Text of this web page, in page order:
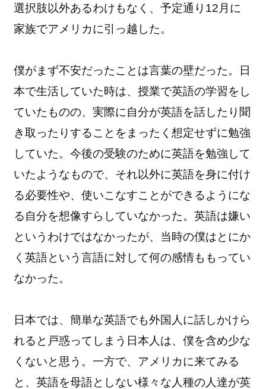
選択肢以外あるわけもなく、予定通り12月に
家族でアメリカに引っ越した。
僕がまず不安だったことは言葉の壁だった。
日
本で生活していた時は、授業で英語の学習をし
ていたものの、実際に自分が英語を話したり聞
き取ったりすることをまったく想定せずに勉強
していた。今後の受験のために英語を勉強して
いたようなもので、 それ以外に英語を身に付け
る必要性や、使いこなすことができるようにな
る自分を想像すらしていなかった。英語は嫌い
というわけではなかったが、 当時の僕はとにか
く英語という言語に対して何の感情ももってい
なかった。
日本では、簡単な英語でも外国人に話しかけら
れると戸惑ってしまう日本人は、僕を含め少な
くないと思う。一方で、アメリカに来てみる
と、英語を母語としない様々な人種の人達が英